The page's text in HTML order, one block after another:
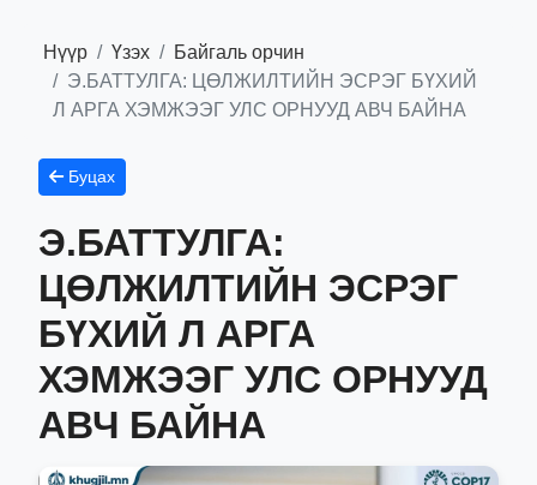
Нүүр Үзэх
Байгаль орчин
Э.БАТТУЛГА: ЦӨЛЖИЛТИЙН ЭСРЭГ БҮХИЙ
Л АРГА ХЭМЖЭЭГ УЛС ОРНУУД АВЧ БАЙНА
Буцах
Э.БАТТУЛГА:
ЦӨЛЖИЛТИЙН ЭСРЭГ
БҮХИЙ Л АРГА
ХЭМЖЭЭГ УЛС ОРНУУД
АВЧ БАЙНА